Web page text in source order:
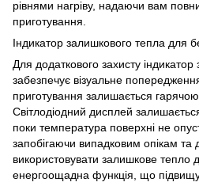
рівнями нагріву, надаючи вам
приготування.
Індикатор залишкового тепла для
Для додаткового захисту
забезпечує візуальне
приготування залишається гарячою
Світлодіодний дисплей
поки температура поверхні не
запобігаючи випадковим опікам
використовувати залишкове тепло
енергоощадна функція, що